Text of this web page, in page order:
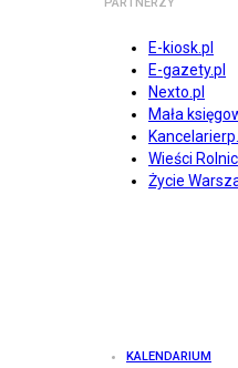
E-kiosk.pl
E-gazety.pl
Nexto.pl
Mała
Wieści
Życie
KALENDARIUM